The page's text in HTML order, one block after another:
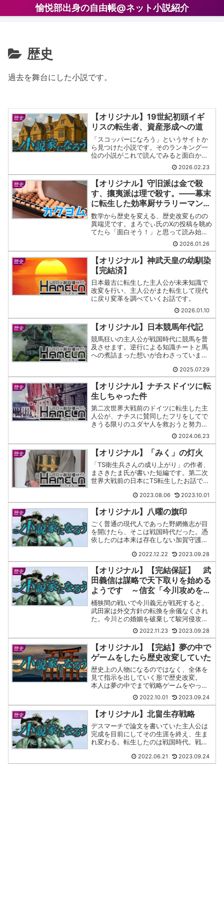
愉悦部出身の自由帳@ネット小説紹介
歴史
過去を舞台にした小説です。
歴史
【オリジナル】19世紀初頭イギ
リスの転生者、資産形成への道
「スコッパーになろう」というサイトか
ら見つけた小説です。そのランキング一
位の小説がこれで読んでみると面白かっ
2026.02.23
歴史
【オリジナル】守旧派は金で殺
す、攘夷派は理で殺す。――幕末
に転生した効率厨サラリーマン、
内戦はコスパが悪いので和算と裏
金で歴史を書き換える
数学から歴史を変える、歴史改変ものの
異端児です。まろでぃ氏のXの投稿を眺め
てたら「面白そう！」と思って読み始め
2026.01.26
歴史
【オリジナル】神武天皇の幼馴染
【完結済】
日本最古に転生した主人公が未来知識で
改変を行い、主人公がまた転生して現代
に戻り変革を調べていくお話です。
2026.01.10
歴史 【オリジナル】日本競馬年代記
競馬狂いの主人公が戦国時代に競馬を普
及させます。逆行による知識チートと馬
への煮詰まった想いが合わさっていま
2025.07.29
歴史
【オリジナル】ナチスドイツに転
生しちゃった件
第二次世界大戦前のドイツに転生した主
人公が、ナチスに賛同したフリをしてで
きうる限りのユダヤ人を救おうと努力し
2024.06.23
歴史 【オリジナル】「みく」の灯火
「TS衛生兵さんの成り上がり」の作者、
まさきたま氏が書いた短編です。第二次
世界大戦前の日本にTS転生したお話で
ススメできる一作です。
2023.08.06 2023.10.01
歴史 【オリジナル】八曜の旗印
ごく普通の現代人であった野網脩志が目
を開けたら、そこは戦国時代だった。憑
依したのは本来は存在しない加賀守護の
正しき名家の三男に生まれ変わった脩志
だったが、戦国時代の冨樫家は加賀一向
一揆に権力を簒奪され、越...
2022.12.22 2023.09.28
歴史
【オリジナル】【完結保証】 武
田義信は謀略で天下取りを始める
ようです ～信玄「今川攻めを命
じたはずの義信が、勝手に徳川を
攻めてるんだが？？？」～
桶狭間の戦いで今川義元が戦死すると、
武田家は外交方針の転換を余儀なくされ
た。今川との婚姻を破棄して駿河侵攻を
主張する信玄に、義信は待ったをかけ
た。義信「此度の侵攻、それがしにお任
せください！」領地を貰うとすぐさま侵
攻を始める義信。しかし、信...
2022.11.23 2023.09.28
歴史
【オリジナル】【完結】夢の中で
ゲームをしたら歴史改変していた
歴史上の人物になるのではなく、全体を
見て指示を出していく形で歴史改変。
本人は夢の中でまで戦略ゲームをやって
るつもりでいるが。 ……というような
調子でやっていく。 なお、時代考証や
科学考証などは一切無い。 書いてある
ことはうろおぼえで出して...
2022.10.01 2023.09.24
歴史 【オリジナル】北畠生存戦略
デスマーチで論文を書いていた主人公は
完成を目前にしてその生涯を終え、生ま
れ変わる。転生したのは戦国時代。戦国
隣、伊勢国を治める戦国大名・北畠家。
その嫡男として産まれたが、待っている
2022.06.21 2023.09.24